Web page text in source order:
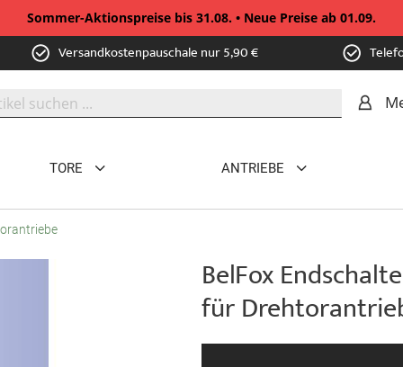
Sommer-Aktionspreise bis 31.08. • Neue Preise ab 01.09.
Versandkostenpauschale nur 5,90 €
TORE ANTRIEBE
BelFox
für